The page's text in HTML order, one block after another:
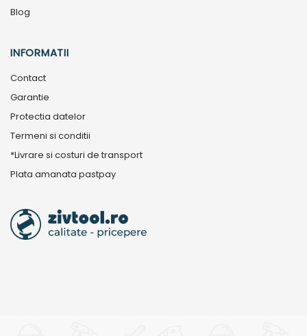
Blog
INFORMATII
Contact
Garantie
Protectia datelor
Termeni si conditii
*Livrare si costuri de transport
Plata amanata pastpay